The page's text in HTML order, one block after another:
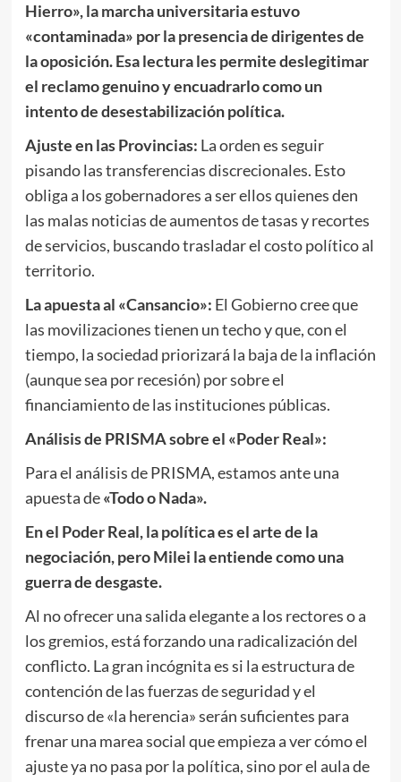
Hierro», la marcha universitaria estuvo
«contaminada» por la presencia de dirigentes de
la oposición. Esa lectura les permite deslegitimar
el reclamo genuino y encuadrarlo como un
intento de desestabilización política.
Ajuste en las Provincias: La orden es seguir
pisando las transferencias discrecionales. Esto
obliga a los gobernadores a ser ellos quienes den
las malas noticias de aumentos de tasas y recortes
de servicios, buscando trasladar el costo político al
territorio.
La apuesta al «Cansancio»: El Gobierno cree que
las movilizaciones tienen un techo y que, con el
tiempo, la sociedad priorizará la baja de la inflación
(aunque sea por recesión) por sobre el
financiamiento de las instituciones públicas.
Análisis de PRISMA sobre el «Poder Real»:
Para el análisis de PRISMA, estamos ante una
apuesta de«Todo o Nada».
En el Poder Real, la política es el arte de la
negociación, pero Milei la entiende como una
guerra de desgaste.
Al no ofrecer una salida elegante a los rectores o a
los gremios, está forzando una radicalización del
conflicto. La gran incógnita es si la estructura de
contención de las fuerzas de seguridad y el
discurso de «la herencia» serán suficientes para
frenar una marea social que empieza a ver cómo el
ajuste ya no pasa por la política, sino por el aula de